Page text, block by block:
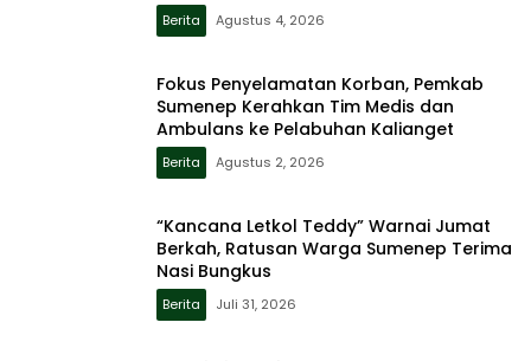
Berita Agustus 4, 2026
Fokus Penyelamatan Korban, Pemkab
Sumenep Kerahkan Tim Medis dan
Ambulans ke Pelabuhan Kalianget
Berita Agustus 2, 2026
“Kancana Letkol Teddy” Warnai Jumat
Berkah, Ratusan Warga Sumenep Terima
Nasi Bungkus
Berita Juli 31, 2026